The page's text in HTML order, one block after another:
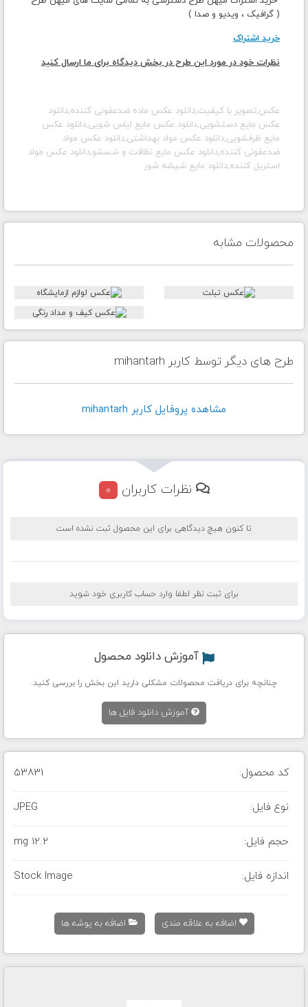
( گرافیک ، ویدیو و صدا )
خرید اشتراک
نظرات خود در مورد این طرح در بخش دیدگاه برای ما ارسال کنید
عکس,تصویر با کیفیت,دانلود عکس ماده ضدعفونی کننده,دانلود
عکس مایع دستشویی,دانلود عکس مایع لباس شویی,دانلود عکس
مایع ظرفشویی,دانلود عکس مواد بهداشتی,دانلود عکس مواد
ضدعفونی کننده,دانلود عکس مایع نظافت و شسشو,دانلود عکس مواد
استریل کننده,دانلود مایع شیشه شور
محصولات مشابه
طرح های دیگر توسط کاربر mihantarh
مشاهده پروفايل کاربر mihantarh
نظرات کاربران 0
تا کنون هیچ دیدگاهی برای این محصول ثبت نشده است
برای ثبت نظر لطفا وارد حساب کاربری خود شوید
آموزش دانلود محصول
چنانچه برای دریافت محصولات مشکلی دارید این بخش را بررسی کنید.
آموزش دانلود فایل ها
کد محصول: 53831
نوع فایل: JPEG
حجم فایل: 12.2 mg
اندازه فایل: Stock Image
اضافه به علاقه مندی اضافه به پوشه ها